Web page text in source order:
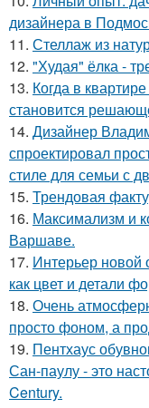
дизайнера в
11. Стеллаж из
12. "Худая" ёлка -
13. Когда в
становится
14. Дизайнер
спроектировал
стиле для семьи с
15. Трендовая
16. Максимализм и
Варшаве.
17. Интерьер новой
как цвет и детали
18. Очень
просто фоном, а
19. Пентхаус
Сан-паулу - это
Century.